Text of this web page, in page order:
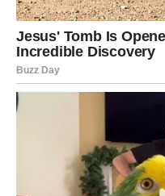
Poslije mnogo rada i
velikog zadovoljstva.
Život vam vraća
Pred vama su veoma
VODOLIJA